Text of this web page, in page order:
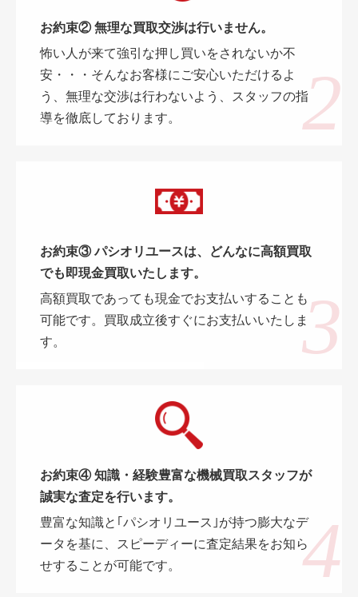
お約束② 無理な買取交渉は行いません。
怖い人が来て強引な押し買いをされないか不
安・・・そんなお客様にご安心いただけるよ
う、無理な交渉は行わないよう、スタッフの指
導を徹底しております。
お約束③ パシオリユースは、どんなに高額買取
でも即現金買取いたします。
高額買取であっても現金でお支払いすることも
可能です。買取成立後すぐにお支払いいたしま
す。
お約束④ 知識・経験豊富な機械買取スタッフが
誠実な査定を行います。
豊富な知識と｢パシオリユース｣が持つ膨大なデ
ータを基に、スピーディーに査定結果をお知ら
せすることが可能です。